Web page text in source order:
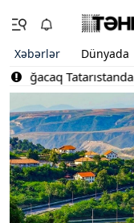
Xəbərlər Dünyada
dron